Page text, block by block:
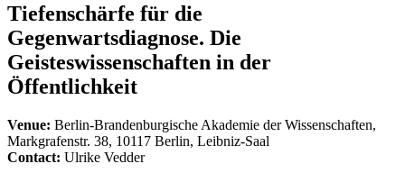
Tiefenschärfe für die
Gegenwartsdiagnose. Die
Geisteswissenschaften in der
Öffentlichkeit
Venue: Berlin-Brandenburgische Akademie der Wissenschaften,
Markgrafenstr. 38, 10117 Berlin, Leibniz-Saal
Contact: Ulrike Vedder